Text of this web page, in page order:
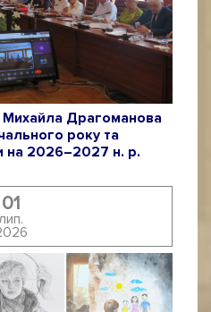
Михайла Драгоманова
року та
на 2026–2027 н. р.
01
лип.